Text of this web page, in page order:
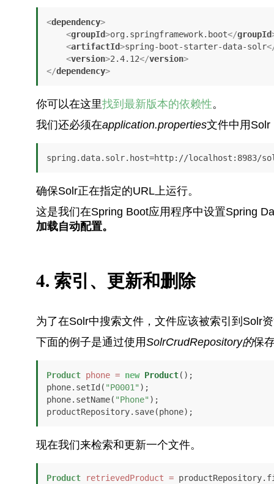
<dependency>
<groupId>org.springframework.boot</groupId
<artifactId>spring-boot-starter-data-solr
<version>2.4.12</version>
</dependency>
你可以在这里找到最新版本的依赖性。
我们还必须在application.properties文件中用Solr
spring.data.solr.host=http://localhost:8983/
确保Solr正在指定的URL上运行。
这是我们在Spring Boot应用程序中设置Spring
加载自动配置。
4. 索引、更新和删除
为了在Solr中搜索文件，文件应该被索引到Solr
下面的例子是通过使用SolrCrudRepository的保
Product phone = new Product();
phone.setId( "P0001" );
phone.setName( "Phone" );
productRepository.save(phone);
现在我们来检索和更新一个文件。
Product retrievedProduct =